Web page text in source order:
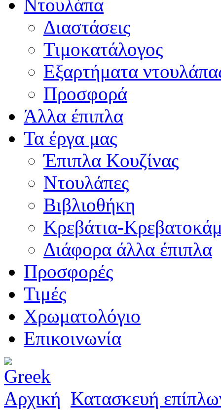
Ντουλάπα
Διαστάσεις
Τιμοκατάλογος
Εξαρτήματα
Προσφορά
Άλλα έπιπλα
Τα έργα μας
Έπιπλα Κουζίνας
Ντουλάπες
Βιβλιοθήκη
Κρεβάτια-
Διάφορα άλλα έπιπλα
Προσφορές
Τιμές
Χρωματολόγιο
Επικοινωνία
Αρχική Κατασκευή